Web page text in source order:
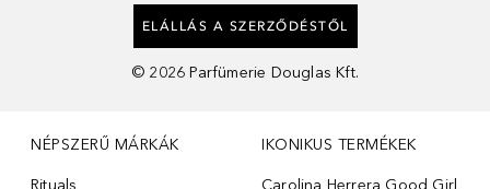
ELÁLLÁS A SZERZŐDÉSTŐL
© 2026 Parfümerie Douglas Kft.
NÉPSZERŰ MÁRKÁK
Rituals
IKONIKUS TERMÉKEK
Carolina Herrera Good Girl